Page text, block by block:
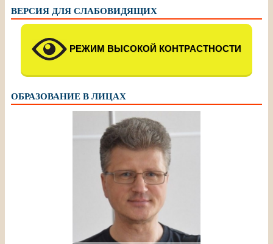
ВЕРСИЯ ДЛЯ СЛАБОВИДЯЩИХ
РЕЖИМ ВЫСОКОЙ КОНТРАСТНОСТИ
ОБРАЗОВАНИЕ В ЛИЦАХ